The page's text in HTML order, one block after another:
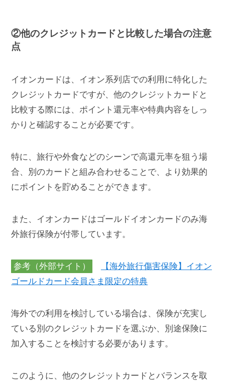
②他のクレジットカードと比較した場合の注意
点
イオンカードは、イオン系列店での利用に特化した
クレジットカードですが、他のクレジットカードと
比較する際には、ポイント還元率や特典内容をしっ
かりと確認することが必要です。
特に、旅行や外食などのシーンで高還元率を狙う場
合、別のカードと組み合わせることで、より効果的
にポイントを貯めることができます。
また、イオンカードはゴールドイオンカードのみ海
外旅行保険が付帯しています。
参考（外部サイト）
【海外旅行傷害保険】イオン
ゴールドカード会員さま限定の特典
海外での利用を検討している場合は、保険が充実し
ている別のクレジットカードを選ぶか、別途保険に
加入することを検討する必要があります。
このように、他のクレジットカードとバランスを取